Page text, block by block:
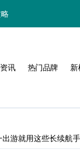
购指南
场
指南
资讯 热门品牌 新
游就用这些长续航